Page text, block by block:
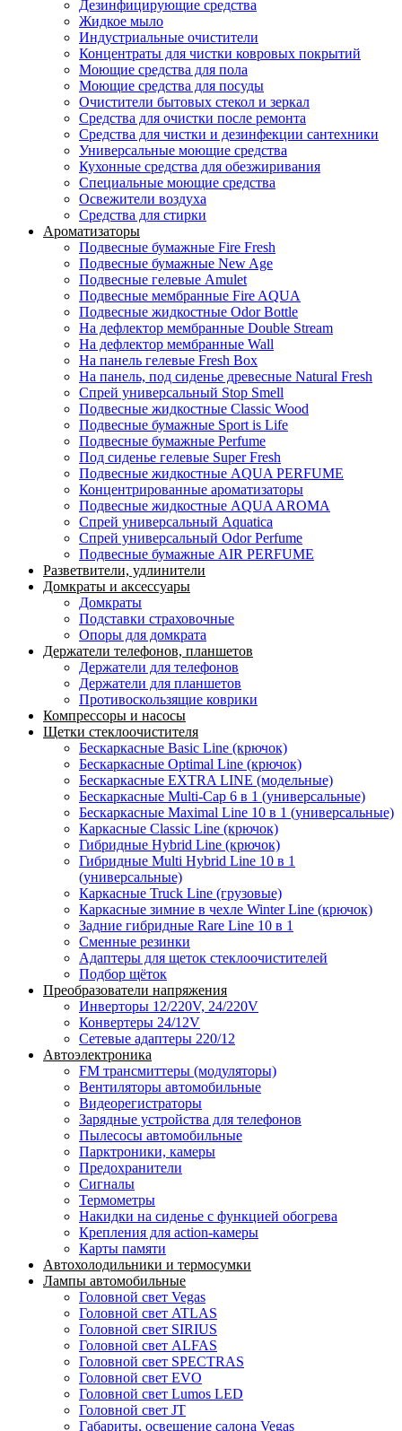
Дезинфицирующие средства
Жидкое мыло
Индустриальные очистители
Концентраты для чистки ковровых покрытий
Моющие средства для пола
Моющие средства для посуды
Очистители бытовых стекол и зеркал
Средства для очистки после ремонта
Средства для чистки и дезинфекции сантехники
Универсальные моющие средства
Кухонные средства для обезжиривания
Специальные моющие средства
Освежители воздуха
Средства для стирки
Ароматизаторы
Подвесные бумажные Fire Fresh
Подвесные бумажные New Age
Подвесные гелевые Amulet
Подвесные мембранные Fire AQUA
Подвесные жидкостные Odor Bottle
На дефлектор мембранные Double Stream
На дефлектор мембранные Wall
На панель гелевые Fresh Box
На панель, под сиденье древесные Natural Fresh
Спрей универсальный Stop Smell
Подвесные жидкостные Classic Wood
Подвесные бумажные Sport is Life
Подвесные бумажные Perfume
Под сиденье гелевые Super Fresh
Подвесные жидкостные AQUA PERFUME
Концентрированные ароматизаторы
Подвесные жидкостные AQUA AROMA
Спрей универсальный Aquatica
Спрей универсальный Odor Perfume
Подвесные бумажные AIR PERFUME
Разветвители, удлинители
Домкраты и аксессуары
Домкраты
Подставки страховочные
Опоры для домкрата
Держатели телефонов, планшетов
Держатели для телефонов
Держатели для планшетов
Противоскользящие коврики
Компрессоры и насосы
Щетки стеклоочистителя
Бескаркасные Basic Line (крючок)
Бескаркасные Optimal Line (крючок)
Бескаркасные EXTRA LINE (модельные)
Бескаркасные Multi-Cap 6 в 1 (универсальные)
Бескаркасные Maximal Line 10 в 1 (универсальные)
Каркасные Classic Line (крючок)
Гибридные Hybrid Line (крючок)
Гибридные Multi Hybrid Line 10 в 1
(универсальные)
Каркасные Truck Line (грузовые)
Каркасные зимние в чехле Winter Line (крючок)
Задние гибридные Rare Line 10 в 1
Сменные резинки
Адаптеры для щеток стеклоочистителей
Подбор щёток
Преобразователи напряжения
Инверторы 12/220V, 24/220V
Конвертеры 24/12V
Сетевые адаптеры 220/12
Автоэлектроника
FM трансмиттеры (модуляторы)
Вентиляторы автомобильные
Видеорегистраторы
Зарядные устройства для телефонов
Пылесосы автомобильные
Парктроники, камеры
Предохранители
Сигналы
Термометры
Накидки на сиденье с функцией обогрева
Крепления для action-камеры
Карты памяти
Автохолодильники и термосумки
Лампы автомобильные
Головной свет Vegas
Головной свет ATLAS
Головной свет SIRIUS
Головной свет ALFAS
Головной свет SPECTRAS
Головной свет EVO
Головной свет Lumos LED
Головной свет JT
Габариты, освещение салона Vegas